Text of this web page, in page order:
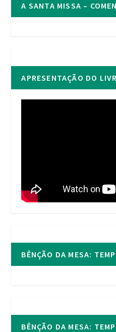
A SANTA MISSA –
APRESENTAÇÃO DO
BÊNÇÃO DA MESA:
BÊNÇÃO DA MESA: